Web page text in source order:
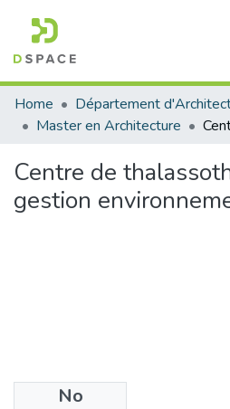
Communities & Collections
All of DSpace
Home
Département
Master en Architecture
Centre de
gestion
No